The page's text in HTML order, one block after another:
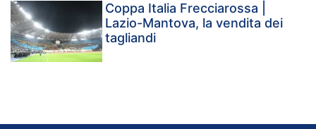
Coppa Italia Frecciarossa |
Lazio-Mantova, la vendita dei
tagliandi